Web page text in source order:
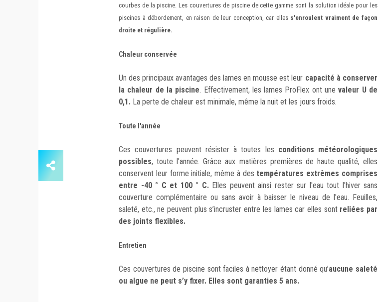
courbes de la piscine. Les couvertures de piscine de cette gamme sont la solution idéale pour les
piscines à débordement, en raison de leur conception, car elles s'enroulent vraiment de façon
droite et régulière.
Chaleur conservée
Un des principaux avantages des lames en mousse est leur capacité à conserver
la chaleur de la piscine. Effectivement, les lames ProFlex ont unevaleur U de
0,1. La perte de chaleur est minimale, même la nuit et les jours froids.
Toute l'année
Ces couvertures peuvent résister à toutes les conditions météorologiques
possibles, toute l'année. Grâce aux matières premières de haute qualité, elles
conservent leur forme initiale, même à des températures extrêmes comprises
entre -40 ° C et 100 ° C.Elles peuvent ainsi rester sur l'eau tout l'hiver sans
couverture complémentaire ou sans avoir à baisser le niveau de l'eau. Feuilles,
saleté, etc., ne peuvent plus s’incruster entre les lames car elles sont reliées par
des joints flexibles.
Entretien
Ces couvertures de piscine sont faciles à nettoyer étant donné qu’aucune saleté
ou algue ne peut s’y fixer. Elles sont garanties 5 ans.